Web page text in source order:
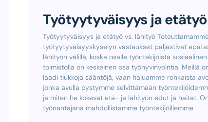
Työtyytyväisyys ja
Työtyytyväisyys ja etätyö vs. lähityö
työtyytyväisyyskyselyn vastaukset paljastivat
lähityön välillä, koska osalle työntekijöistä
toimistolla on keskeinen osa työhyvinvointia. Meillä
laadi tiukkoja sääntöjä, vaan haluamme rohkaista
jonka avulla pystymme selvittämään
ja miten he kokevat etä- ja lähityön edut ja haitat.
työnantajana mahdollistamme työntekijöillemme